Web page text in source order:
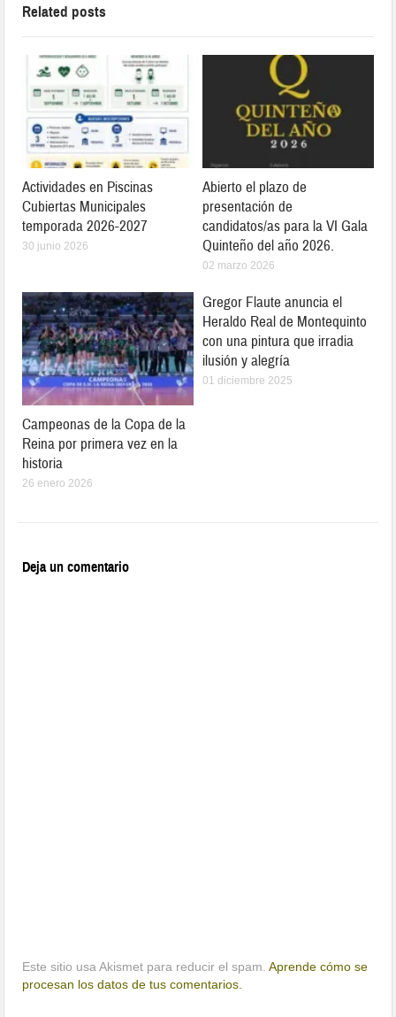
Related posts
Actividades en Piscinas
Cubiertas Municipales
temporada 2026-2027
30 junio 2026
Abierto el plazo de
presentación de
candidatos/as para la VI Gala
Quinteño del año 2026.
02 marzo 2026
Campeonas de la Copa de la
Reina por primera vez en la
historia
26 enero 2026
Gregor Flaute anuncia el
Heraldo Real de Montequinto
con una pintura que irradia
ilusión y alegría
01 diciembre 2025
Deja un comentario
Este sitio usa Akismet para reducir el spam.Aprende cómo se
procesan los datos de tus comentarios.